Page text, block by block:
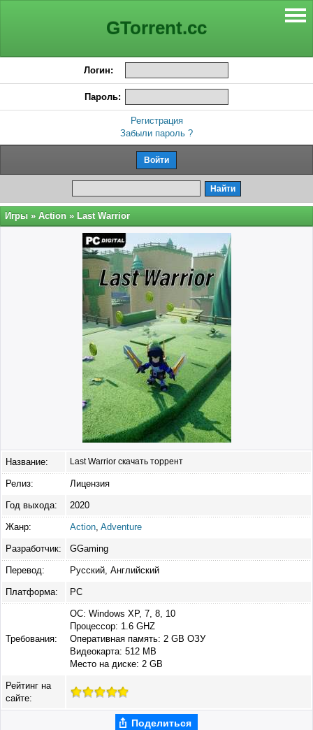
GTorrent.cc
Логин:
Пароль:
Регистрация
Забыли пароль ?
Игры » Action » Last Warrior
Название: Last Warrior скачать торрент
Релиз: Лицензия
Год выхода: 2020
Жанр: Action Adventure
Разработчик: GGaming
Перевод: Русский, Английский
Платформа: PC
Требования:
ОС: Windows XP, 7, 8, 10
Процессор: 1.6 GHZ
Оперативная память: 2 GB ОЗУ
Видеокарта: 512 MB
Место на диске: 2 GB
Рейтинг на
сайте:
Поделиться